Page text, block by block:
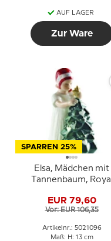
AUF LAGER
Zur Ware
SPARREN 25%
Elsa, Mädchen mit
Tannenbaum, Royal
096
EUR 79,60
Vor: EUR 106,35
Artikelnr.: 5021096
Maß: H: 13 cm